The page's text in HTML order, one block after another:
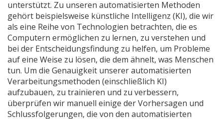
unterstützt. Zu unseren automatisierten Methoden
gehört beispielsweise künstliche Intelligenz (KI), die wir
als eine Reihe von Technologien betrachten, die es
Computern ermöglichen zu lernen, zu verstehen und
bei der Entscheidungsfindung zu helfen, um Probleme
auf eine Weise zu lösen, die dem ähnelt, was Menschen
tun. Um die Genauigkeit unserer automatisierten
Verarbeitungsmethoden (einschließlich KI)
aufzubauen, zu trainieren und zu verbessern,
überprüfen wir manuell einige der Vorhersagen und
Schlussfolgerungen, die von den automatisierten